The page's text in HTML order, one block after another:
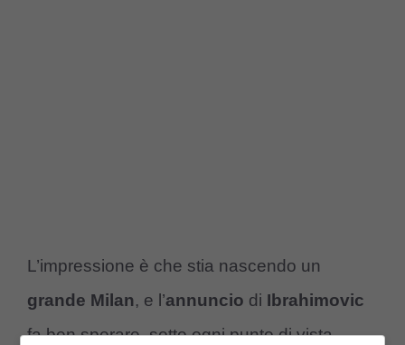
L’impressione è che stia nascendo un
grande Milan, e l’annuncio di Ibrahimovic
fa ben sperare, sotto ogni punto di vista,